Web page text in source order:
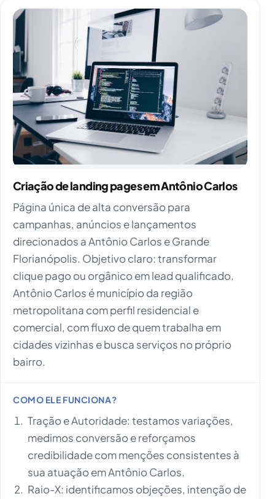
Criação de landing pages em Antônio Carlos
Página única de alta conversão para
campanhas, anúncios e lançamentos
direcionados a Antônio Carlos e Grande
Florianópolis. Objetivo claro: transformar
clique pago ou orgânico em lead qualificado.
Antônio Carlos é município da região
metropolitana com perfil residencial e
comercial, com fluxo de quem trabalha em
cidades vizinhas e busca serviços no próprio
bairro.
COMO ELE FUNCIONA?
Tração e Autoridade: testamos variações,
medimos conversão e reforçamos
credibilidade com menções consistentes à
sua atuação em Antônio Carlos.
Raio-X: identificamos objeções, intenção de